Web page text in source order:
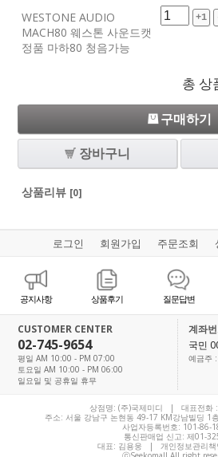
WESTONE AUDIO
MACH80 웨스톤 사운드캣
정품 마하80 청음가능
+1
총 상
구매하기
장바구니
상품리뷰 [0]
로그인 회원가입 주문조회
공지사항 상품후기 질문답변
CUSTOMER CENTER
02-745-9654
평일 AM 10:00 - PM 07:00
토요일 AM 10:00 - PM 06:00
일요일 및 공휴일 휴무
계좌
국민
예금주
상점명: (주)국제미디 | 대표전화 :
주소: 서울 강남구 논현동 49-17 KM강남빌딩 1
사업자등록번호: 101-86-
통신판매업 신고: 제01-
대표: 김용웅 | 개인정보관리책